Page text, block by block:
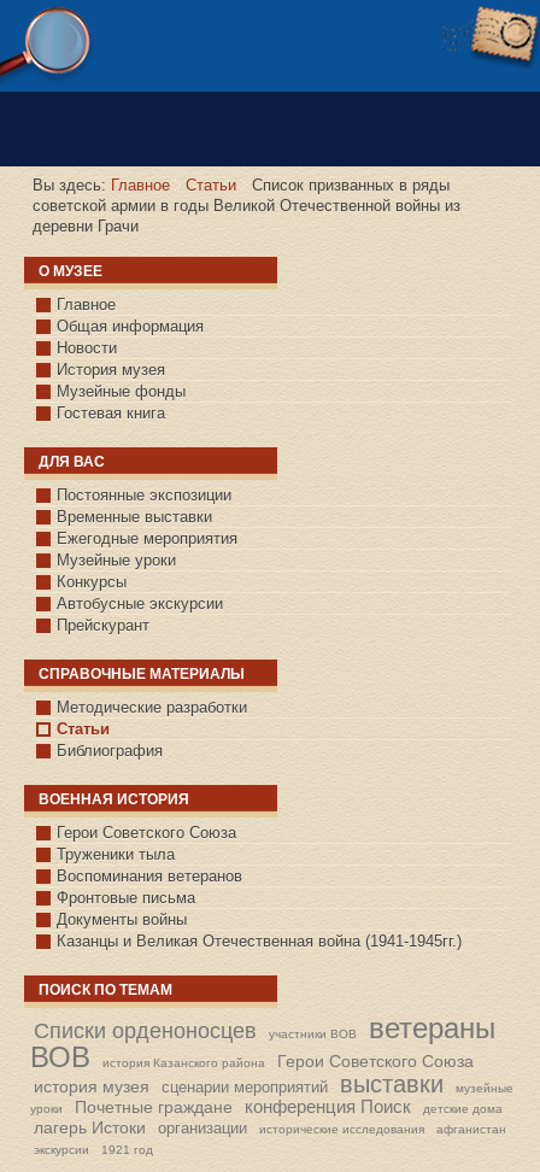
Версия сайта для слабовидящих
Вы здесь: Главное Статьи
Список призванных в ряды
советской армии в годы Великой Отечественной войны из
деревни Грачи
О МУЗЕЕ
Главное
Общая информация
Новости
История музея
Музейные фонды
Гостевая книга
ДЛЯ ВАС
Постоянные экспозиции
Временные выставки
Ежегодные мероприятия
Музейные уроки
Конкурсы
Автобусные экскурсии
Прейскурант
СПРАВОЧНЫЕ МАТЕРИАЛЫ
Методические разработки
Статьи
Библиография
ВОЕННАЯ ИСТОРИЯ
С.КАЗАНСКОЕ
Герои Советского Союза
Труженики тыла
Воспоминания ветеранов
Фронтовые письма
Документы войны
Казанцы и Великая Отечественная война (1941-1945гг.)
ПОИСК ПО ТЕМАМ
Списки орденоносцев участники ВОВ
ветераны
ВОВ
история Казанского района
Герои Советского Союза
история музея
сценарии мероприятий выставки
музейные
уроки
Почетные граждане конференция Поиск детские дома
лагерь Истоки организации исторические исследования
афганистан
экскурсии
1921 год